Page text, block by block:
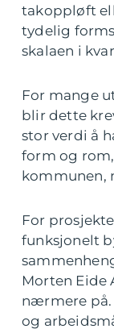
takoppløft
tydelig
skalaen i
For mange
blir dette
stor verdi å
form og
kommunen,
For
funksjonelt
Morten Eide
nærmere på.
og